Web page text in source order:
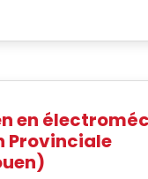
en
Provinciale